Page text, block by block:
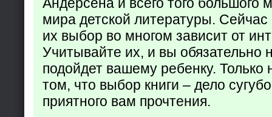
мира детской литературы. Сейчас
их выбор во многом зависит от
Учитывайте их, и вы обязательно
подойдет вашему ребенку. Только
том, что выбор книги – дело
приятного вам прочтения.